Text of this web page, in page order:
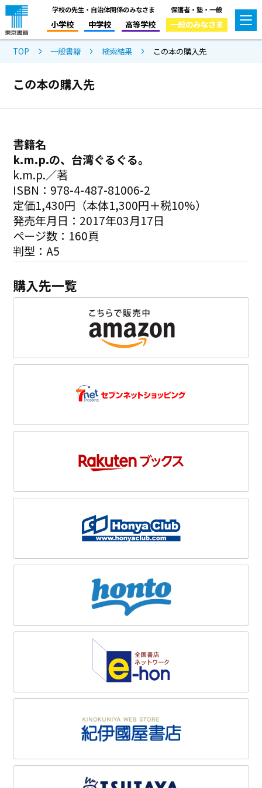
学校の先生・自治体関係のみなさま
小学校 中学校 高等学校
保護者・塾・一般
一般のみなさま
TOP 一般書籍 検索結果 この本の購入先
この本の購入先
書籍名
k.m.p.の、台湾ぐるぐる。
k.m.p.／著
ISBN：978-4-487-81006-2
定価1,430円（本体1,300円＋税10%）
発売年月日：2017年03月17日
ページ数：160頁
判型：A5
購入先一覧